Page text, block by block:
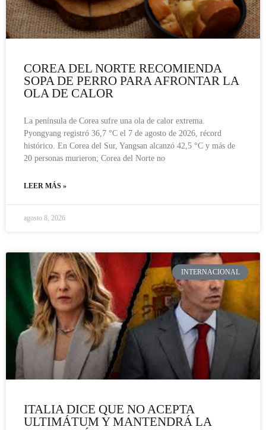
COREA DEL NORTE RECOMIENDA
SOPA DE PERRO PARA AFRONTAR LA
OLA DE CALOR
La península de Corea sufre una ola de calor extrema.
Pyongyang registró 36,7 °C el 7 de agosto de 2026, récord
histórico. En Corea del Sur, Yangsan alcanzó 42,5 °C y más de
20 personas murieron; Corea del Norte no
LEER MÁS »
agosto 8, 2026
INTERNACIONAL
ITALIA DICE QUE NO ACEPTA
ULTIMÁTUM Y MANTENDRÁ LA